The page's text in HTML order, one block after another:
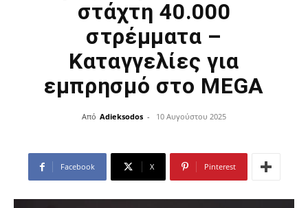
στάχτη 40.000
στρέμματα –
Καταγγελίες για
εμπρησμό στο MEGA
Από Adieksodos - 10 Αυγούστου 2025
Facebook X Pinterest